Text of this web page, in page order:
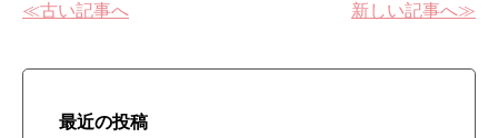
≪古い記事へ 新しい記事へ≫
最近の投稿